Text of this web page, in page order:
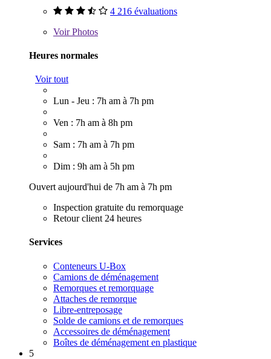
4 216 évaluations
VoirPhotos
Heures normales
Voir tout
Lun - Jeu : 7h am à 7h pm
Ven : 7h am à 8h pm
Sam : 7h am à 7h pm
Dim : 9h am à 5h pm
Ouvert aujourd'hui de 7h am à 7h pm
Inspection gratuite du remorquage
Retour client 24 heures
Services
Conteneurs U-Box
Camions de déménagement
Remorques et remorquage
Attaches de remorque
Libre-entreposage
Solde de camions et de remorques
Accessoires de déménagement
Boîtes de déménagement en plastique
5